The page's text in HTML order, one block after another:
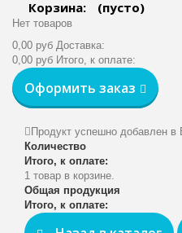
Корзина: (пусто)
Нет товаров
0,00 руб Доставка:
0,00 руб Итого, к оплате:
Оформить заказ
Продукт успешно добавлен в
Количество
Итого, к оплате:
1 товар в корзине.
Общая продукция
Итого, к оплате: